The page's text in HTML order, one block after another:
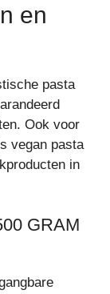
en
pasta
Ook voor
vegan pasta
in
GRAM